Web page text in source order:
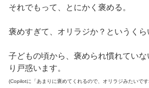
それでもって、とにかく褒める。
褒めすぎて、オリラジか？というくら
子どもの頃から、褒められ慣れてい
り戸惑います。
(Copilotに「あまりに褒めてくれるので、オリラジみたいで